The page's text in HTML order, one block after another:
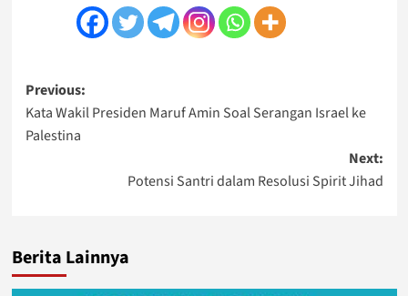
Post
navigation
Previous:
Kata Wakil Presiden Maruf Amin Soal Serangan Israel ke
Palestina
Next:
Potensi Santri dalam Resolusi Spirit Jihad
Berita Lainnya